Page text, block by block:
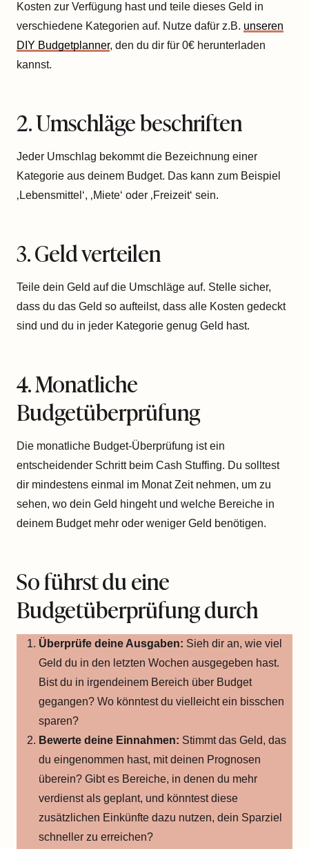
Kosten zur Verfügung hast und teile dieses Geld in
verschiedene Kategorien auf. Nutze dafür z.B. unseren
DIY Budgetplanner, den du dir für 0€ herunterladen
kannst.
2. Umschläge beschriften
Jeder Umschlag bekommt die Bezeichnung einer
Kategorie aus deinem Budget. Das kann zum Beispiel
‚Lebensmittel‘, ‚Miete‘ oder ‚Freizeit‘ sein.
3. Geld verteilen
Teile dein Geld auf die Umschläge auf. Stelle sicher,
dass du das Geld so aufteilst, dass alle Kosten gedeckt
sind und du in jeder Kategorie genug Geld hast.
4. Monatliche
Budgetüberprüfung
Die monatliche Budget-Überprüfung ist ein
entscheidender Schritt beim Cash Stuffing. Du solltest
dir mindestens einmal im Monat Zeit nehmen, um zu
sehen, wo dein Geld hingeht und welche Bereiche in
deinem Budget mehr oder weniger Geld benötigen.
So führst du eine
Budgetüberprüfung durch
Überprüfe deine Ausgaben: Sieh dir an, wie viel
Geld du in den letzten Wochen ausgegeben hast.
Bist du in irgendeinem Bereich über Budget
gegangen? Wo könntest du vielleicht ein bisschen
sparen?
Bewerte deine Einnahmen: Stimmt das Geld, das
du eingenommen hast, mit deinen Prognosen
überein? Gibt es Bereiche, in denen du mehr
verdienst als geplant, und könntest diese
zusätzlichen Einkünfte dazu nutzen, dein Sparziel
schneller zu erreichen?